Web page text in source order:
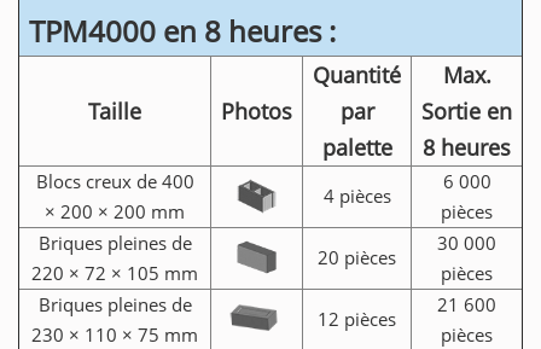
TPM4000 en 8 heures :
Taille Photos
Quantité
par
palette
Max.
Sortie en
8 heures
Blocs creux de 400
× 200 × 200 mm
4 pièces
6 000
pièces
Briques pleines de
220 × 72 × 105 mm
20 pièces
30 000
pièces
Briques pleines de
230 × 110 × 75 mm
12 pièces
21 600
pièces